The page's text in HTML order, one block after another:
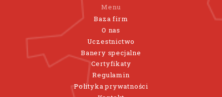
Menu
Baza firm
O nas
Uczestnictwo
Banery specjalne
Certyfikaty
Regulamin
Polityka prywatności